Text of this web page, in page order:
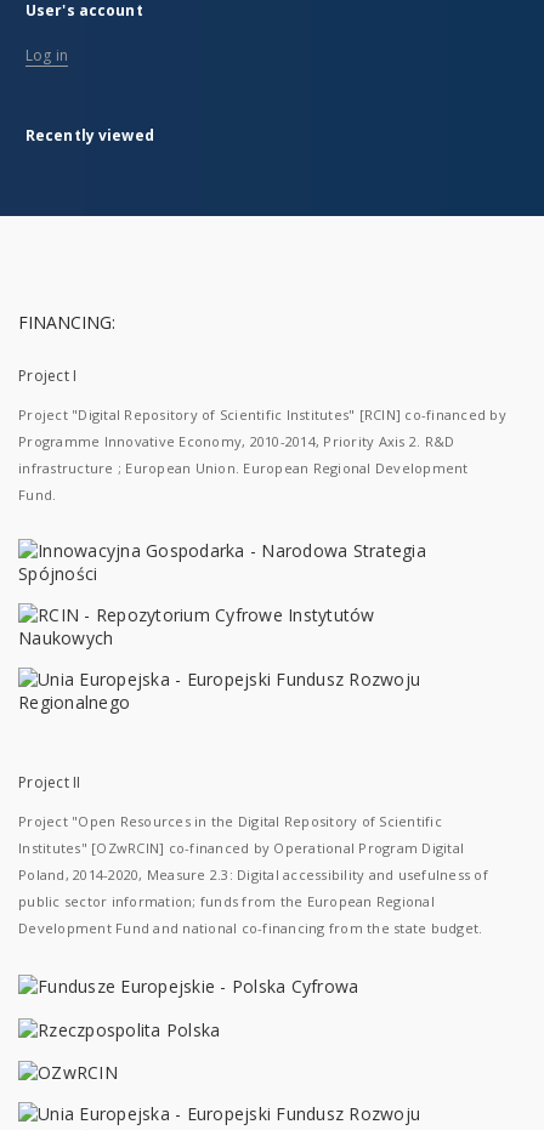
User's account
Log in
Recently viewed
FINANCING:
Project I
Project "Digital Repository of Scientific Institutes" [RCIN] co-financed by
Programme Innovative Economy, 2010-2014, Priority Axis 2. R&D
infrastructure ; European Union. European Regional Development
Fund.
Project II
Project "Open Resources in the Digital Repository of Scientific
Institutes" [OZwRCIN] co-financed by Operational Program Digital
Poland, 2014-2020, Measure 2.3: Digital accessibility and usefulness of
public sector information; funds from the European Regional
Development Fund and national co-financing from the state budget.